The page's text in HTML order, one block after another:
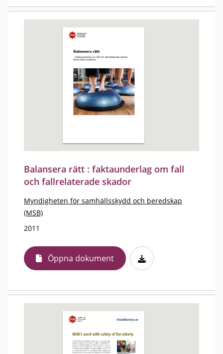
Balansera rätt : faktaunderlag om fall
och fallrelaterade skador
Myndigheten för samhällsskydd och beredskap
(MSB)
2011
Öppna dokument